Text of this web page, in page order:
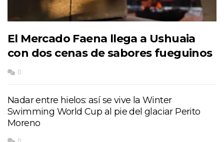
El Mercado Faena llega a Ushuaia
con dos cenas de sabores fueguinos
0
Nadar entre hielos: así se vive la Winter
Swimming World Cup al pie del glaciar Perito
Moreno